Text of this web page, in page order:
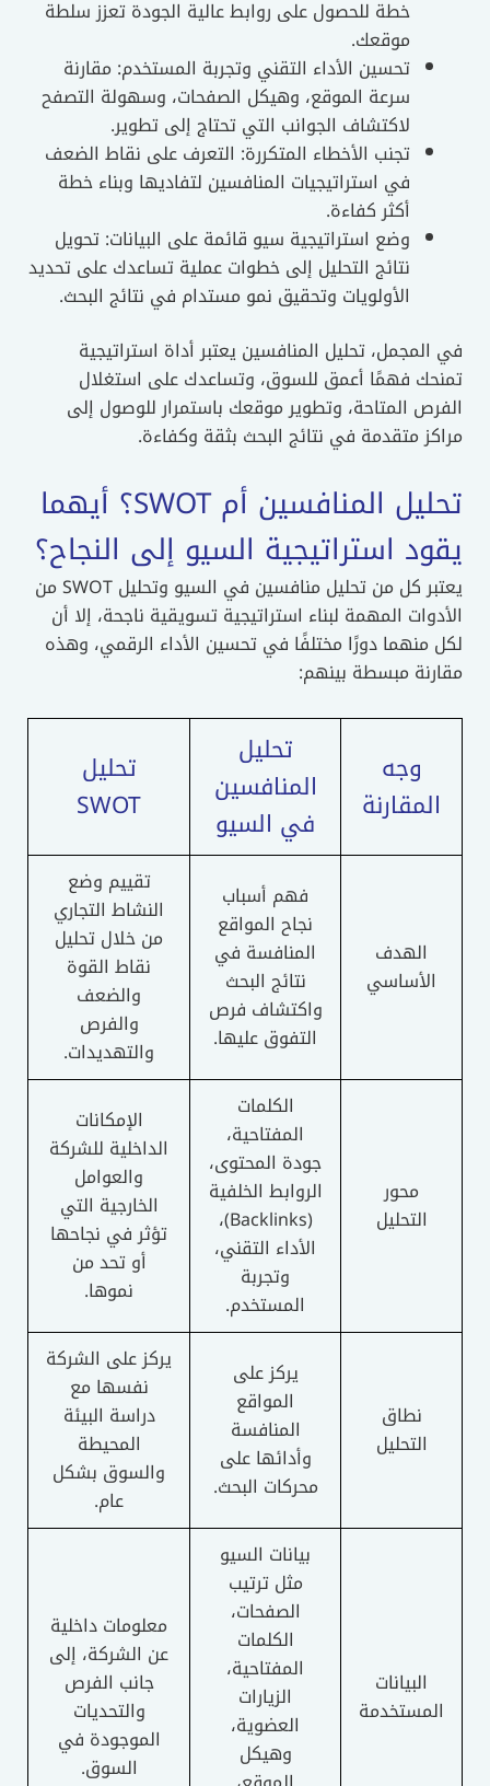
خطة للحصول على روابط عالية الجودة تعزز سلطة
موقعك.
تحسين الأداء التقني وتجربة المستخدم: مقارنة
سرعة الموقع، وهيكل الصفحات، وسهولة التصفح
لاكتشاف الجوانب التي تحتاج إلى تطوير.
تجنب الأخطاء المتكررة: التعرف على نقاط الضعف
في استراتيجيات المنافسين لتفاديها وبناء خطة
أكثر كفاءة.
وضع استراتيجية سيو قائمة على البيانات: تحويل
نتائج التحليل إلى خطوات عملية تساعدك على تحديد
الأولويات وتحقيق نمو مستدام في نتائج البحث.
في المجمل، تحليل المنافسين يعتبر أداة استراتيجية
تمنحك فهمًا أعمق للسوق، وتساعدك على استغلال
الفرص المتاحة، وتطوير موقعك باستمرار للوصول إلى
مراكز متقدمة في نتائج البحث بثقة وكفاءة.
تحليل المنافسين أم SWOT؟ أيهما
يقود استراتيجية السيو إلى النجاح؟
يعتبر كل من تحليل منافسين في السيو وتحليل SWOT من
الأدوات المهمة لبناء استراتيجية تسويقية ناجحة، إلا أن
لكل منهما دورًا مختلفًا في تحسين الأداء الرقمي، وهذه
مقارنة مبسطة بينهم:
وجه
المقارنة
تحليل
المنافسين
في السيو
تحليل
SWOT
الهدف
الأساسي
فهم أسباب
نجاح المواقع
المنافسة في
نتائج البحث
واكتشاف فرص
التفوق عليها.
تقييم وضع
النشاط التجاري
من خلال تحليل
نقاط القوة
والضعف
والفرص
والتهديدات.
محور
التحليل
الكلمات
المفتاحية،
جودة المحتوى،
الروابط الخلفية
(Backlinks)،
الأداء التقني،
وتجربة
المستخدم.
الإمكانات
الداخلية للشركة
والعوامل
الخارجية التي
تؤثر في نجاحها
أو تحد من
نموها.
نطاق
التحليل
يركز على
المواقع
المنافسة
وأدائها على
محركات البحث.
يركز على الشركة
نفسها مع
دراسة البيئة
المحيطة
والسوق بشكل
عام.
البيانات
المستخدمة
بيانات السيو
مثل ترتيب
الصفحات،
الكلمات
المفتاحية،
الزيارات
العضوية،
وهيكل
معلومات داخلية
عن الشركة، إلى
جانب الفرص
والتحديات
الموجودة في
السوق.